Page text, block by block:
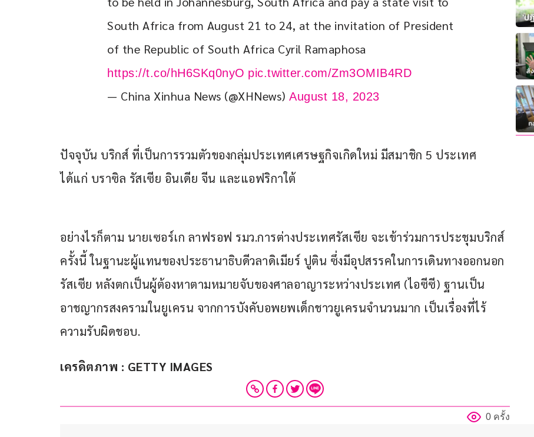
South Africa from August 21 to 24, at the invitation of President
of the Republic of South Africa Cyril Ramaphosa
https://t.co/hH6SKq0nyO pic.twitter.com/Zm3OMIB4RD
— China Xinhua News (@XHNews) August 18, 2023
ปัจจุบัน บริกส์ ที่เป็นการรวมตัวของกลุ่มประเทศเศรษฐกิจเกิดใหม่ มีสมาชิก 5 ประเทศ
ได้แก่ บราซิล รัสเซีย อินเดีย จีน และแอฟริกาใต้
อย่างไรก็ตาม นายเซอร์เก ลาฟรอฟ รมว.การต่างประเทศรัสเซีย จะเข้าร่วมการประชุมบริกส์
ครั้งนี้ ในฐานะผู้แทนของประธานาธิบดีวลาดิเมียร์ ปูติน ซึ่งมีอุปสรรคในการเดินทางออกนอก
รัสเซีย หลังตกเป็นผู้ต้องหาตามหมายจับของศาลอาญาระหว่างประเทศ (ไอซีซี) ฐานเป็น
อาชญากรสงครามในยูเครน จากการบังคับอพยพเด็กชาวยูเครนจำนวนมาก เป็นเรื่องที่ไร้
ความรับผิดชอบ.
เครดิตภาพ : GETTY IMAGES
0 ครั้ง